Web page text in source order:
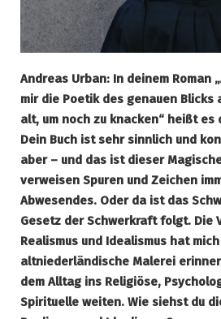
Andreas Urban: In deinem Roman
mir die Poetik des genauen Blicks
alt, um noch zu knacken“ heißt es
Dein Buch ist sehr sinnlich und
aber – und das ist dieser
verweisen Spuren und Zeichen
Abwesendes. Oder da ist das
Gesetz der Schwerkraft folgt. Die
Realismus und Idealismus hat
altniederländische Malerei
dem Alltag ins Religiöse,
Spirituelle weiten. Wie siehst du